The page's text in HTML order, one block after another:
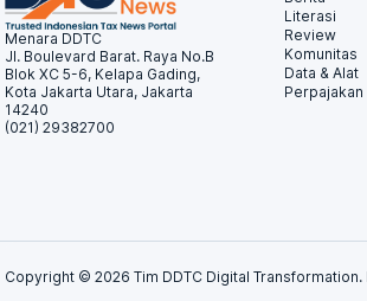
Menara DDTC
Jl. Boulevard Barat. Raya No.B
Blok XC 5-6, Kelapa Gading,
Kota Jakarta Utara, Jakarta
14240
(021) 29382700
Literasi
Review
Komunitas
Data & Alat
Perpajakan
Copyright © 2026 Tim DDTC Digital